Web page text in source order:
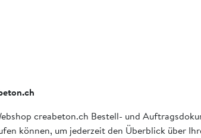
creabeton.ch Bestell- und
können, um jederzeit den Überblick über